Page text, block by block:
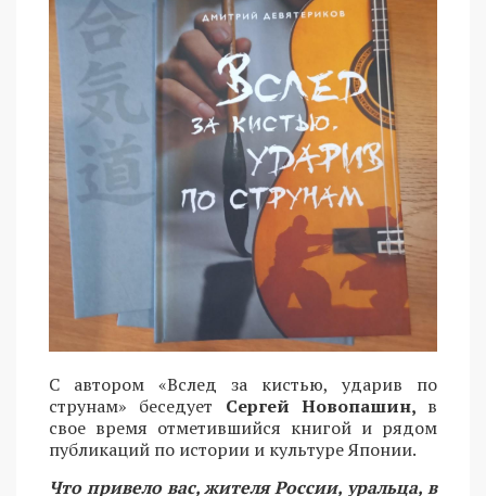
С автором «Вслед за кистью, ударив по
струнам» беседует Сергей Новопашин, в
свое время отметившийся книгой и рядом
публикаций по истории и культуре Японии.
Что привело вас, жителя России, уральца, в